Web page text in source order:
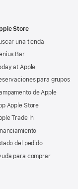
Store
una tienda
Bar
at Apple
para grupos
de Apple
Apple Store
Trade In
del pedido
para comprar